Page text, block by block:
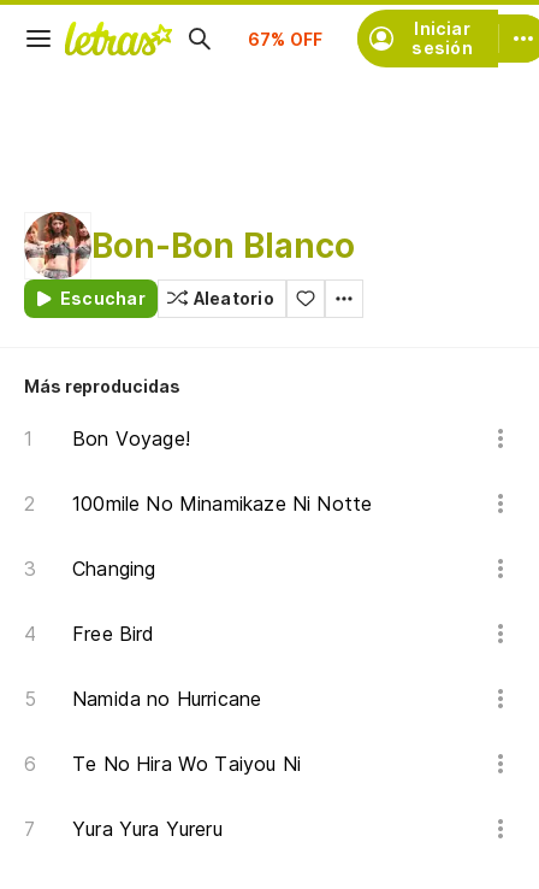
Iniciar
sesión
Suscríbete
Bon-Bon Blanco
Escuchar Aleatorio
Más reproducidas
Bon Voyage!
100mile No Minamikaze Ni Notte
Changing
Free Bird
Namida no Hurricane
Te No Hira Wo Taiyou Ni
Yura Yura Yureru